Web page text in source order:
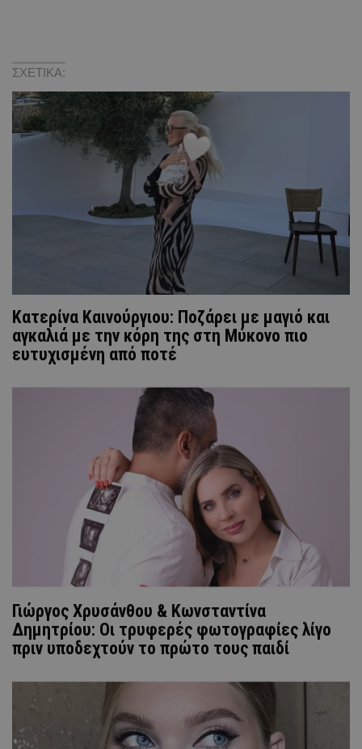
ΣΧΕΤΙΚΑ:
Κατερίνα Καινούργιου: Ποζάρει με μαγιό και
αγκαλιά με την κόρη της στη Μύκονο πιο
ευτυχισμένη από ποτέ
Γιώργος Χρυσάνθου & Κωνσταντίνα
Δημητρίου: Οι τρυφερές φωτογραφίες λίγο
πριν υποδεχτούν το πρώτο τους παιδί